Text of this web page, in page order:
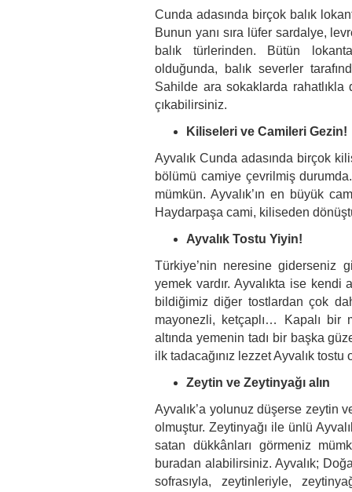
Cunda adasında birçok balık
Bunun yanı sıra lüfer sardalye,
balık türlerinden. Bütün
olduğunda, balık severler
Sahilde ara sokaklarda
çıkabilirsiniz.
Kiliseleri ve Camileri Gezin!
Ayvalık Cunda adasında birçok
bölümü camiye çevrilmiş
mümkün. Ayvalık’ın en büyük
Haydarpaşa cami, kiliseden
Ayvalık Tostu Yiyin!
Türkiye’nin neresine giderseniz
yemek vardır. Ayvalıkta ise kendi
bildiğimiz diğer tostlardan çok
mayonezli, ketçaplı… Kapalı bir
altında yemenin tadı bir başka
ilk tadacağınız lezzet Ayvalık tostu
Zeytin ve Zeytinyağı alın
Ayvalık’a yolunuz düşerse zeytin
olmuştur. Zeytinyağı ile ünlü
satan dükkânları görmeniz
buradan alabilirsiniz. Ayvalık;
sofrasıyla, zeytinleriyle,